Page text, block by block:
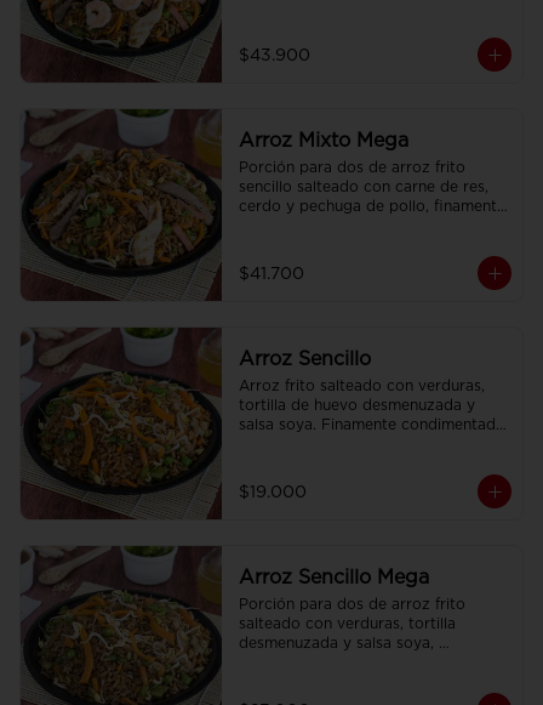
$43.900
Arroz Mixto Mega
Porción para dos de arroz frito
sencillo salteado con carne de res,
cerdo y pechuga de pollo, finamente
$41.700
Arroz Sencillo
Arroz frito salteado con verduras,
tortilla de huevo desmenuzada y
salsa soya. Finamente condimentado
$19.000
Arroz Sencillo Mega
Porción para dos de arroz frito
salteado con verduras, tortilla
desmenuzada y salsa soya,